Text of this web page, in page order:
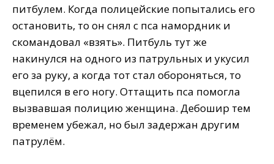
питбулем. Когда полицейские попытались его
остановить, то он снял с пса намордник и
скомандовал «взять». Питбуль тут же
накинулся на одного из патрульных и укусил
его за руку, а когда тот стал обороняться, то
вцепился в его ногу. Оттащить пса помогла
вызвавшая полицию женщина. Дебошир тем
временем убежал, но был задержан другим
патрулём.